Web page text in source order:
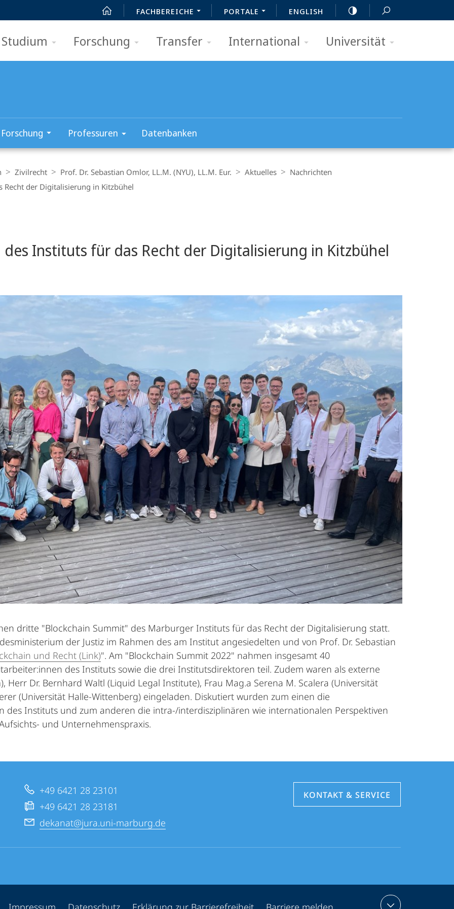
FACHBEREICHE PORTALE ENGLISH
Studium Forschung Transfer International Universität
Forschung Professuren Datenbanken
Zivilrecht Prof. Dr. Sebastian Omlor, LL.M. (NYU), LL.M. Eur. Aktuelles
Nachrichten
der Digitalisierung in Kitzbühel
Instituts für das Recht der Digitalisierung in Kitzbühel
dritte "Blockchain Summit" des Marburger Instituts für das Recht der Digitalisierung statt.
der Justiz im Rahmen des am Institut angesiedelten und von Prof. Dr. Sebastian
und Recht (Link)". Am "Blockchain Summit 2022" nahmen insgesamt 40
des Instituts sowie die drei Institutsdirektoren teil. Zudem waren als externe
Herr Dr. Bernhard Waltl (Liquid Legal Institute), Frau Mag.a Serena M. Scalera (Universität
(Universität Halle-Wittenberg) eingeladen. Diskutiert wurden zum einen die
des Instituts und zum anderen die intra-/interdisziplinären wie internationalen Perspektiven
und Unternehmenspraxis.
+49 6421 28 23101
+49 6421 28 23181
dekanat@jura.uni-marburg.de
KONTAKT & SERVICE